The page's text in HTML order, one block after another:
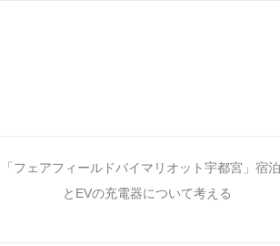
「フェアフィールドバイマリオット宇都宮」宿
とEVの充電器について考える